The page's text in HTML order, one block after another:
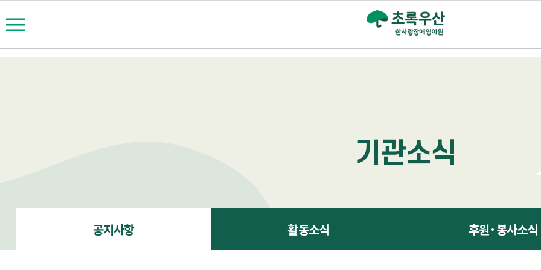
기관소식
공지사항 활동소식 후원·봉사소식